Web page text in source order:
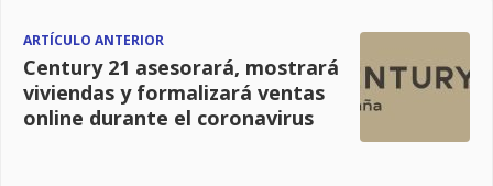
ARTÍCULO ANTERIOR
Century 21 asesorará, mostrará
viviendas y formalizará ventas
online durante el coronavirus